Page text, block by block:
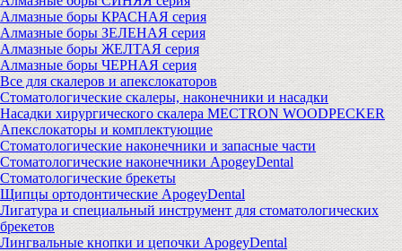
Алмазные боры КРАСНАЯ серия
Алмазные боры ЗЕЛЕНАЯ серия
Алмазные боры ЖЕЛТАЯ серия
Алмазные боры ЧЕРНАЯ серия
Все для скалеров и апекслокаторов
Стоматологические скалеры, наконечники и насадки
Насадки хирургического скалера MECTRON WOODPECKER
Апекслокаторы и комплектующие
Стоматологические наконечники и запасные части
Стоматологические наконечники ApogeyDental
Стоматологические брекеты
Щипцы ортодонтические ApogeyDental
Лигатура и специальный инструмент для стоматологических
брекетов
Лингвальные кнопки и цепочки ApogeyDental